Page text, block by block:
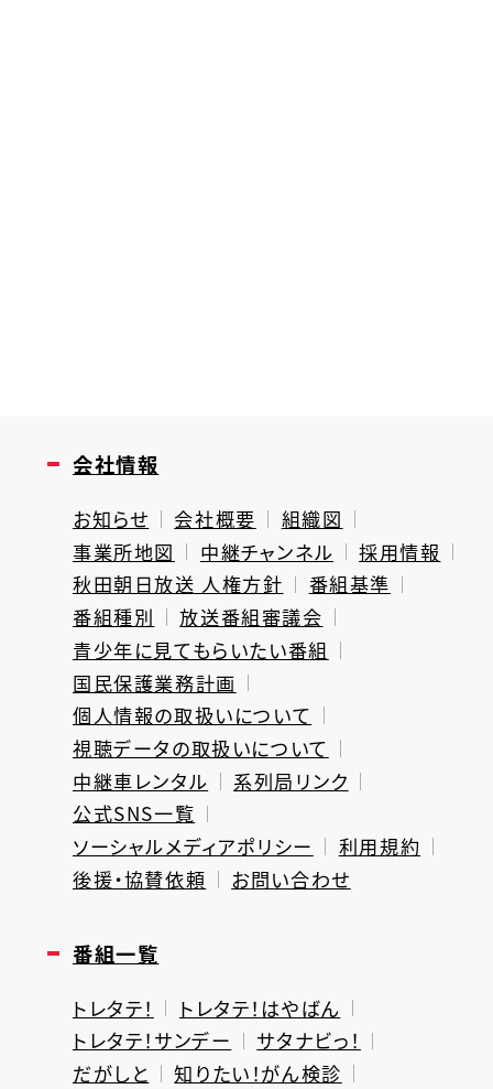
会社情報
お知らせ 会社概要
組織図
事業所地図
中継チャンネル
採用情報
秋田朝日放送 人権方針
番組基準
番組種別
放送番組審議会
青少年に見てもらいたい番組
国民保護業務計画
個人情報の取扱いについて
視聴データの取扱いについて
中継車レンタル
系列局リンク
公式SNS一覧
ソーシャルメディアポリシー
利用規約
後援・協賛依頼
お問い合わせ
番組一覧
トレタテ！
トレタテ！はやばん
トレタテ！サンデー
サタナビっ！
だがしと
知りたい！がん検診